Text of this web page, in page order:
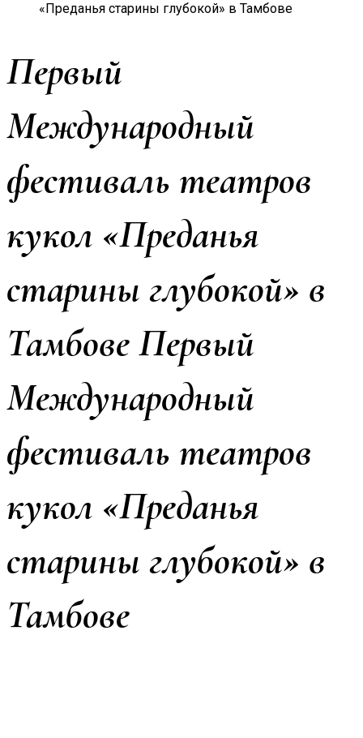
«Преданья старины глубокой» в Тамбове
Первый
Международный
фестиваль театров
кукол «Преданья
старины глубокой» в
Тамбове Первый
Международный
фестиваль театров
кукол «Преданья
старины глубокой» в
Тамбове